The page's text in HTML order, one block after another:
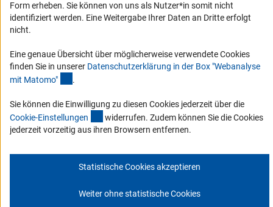
DFG-aktuell
schauen Sie sich die Ausgaben online an.
Impressum Datenschutz Cookie-Einstellungen
Kontakt
Form erheben. Sie können von uns als Nutzer*in somit nicht
identifiziert werden. Eine Weitergabe Ihrer Daten an Dritte erfolgt
nicht.
Eine genaue Übersicht über möglicherweise verwendete Cookies
finden Sie in unserer Datenschutzerklärung in der Box "Webanalyse
mit Matomo" .
Sie können die Einwilligung zu diesen Cookies jederzeit über die
Cookie-Einstellungen (interner Link)
widerrufen. Zudem können Sie die Cookies
jederzeit vorzeitig aus ihren Browsern entfernen.
Statistische Cookies akzeptieren
Weiter ohne statistische Cookies